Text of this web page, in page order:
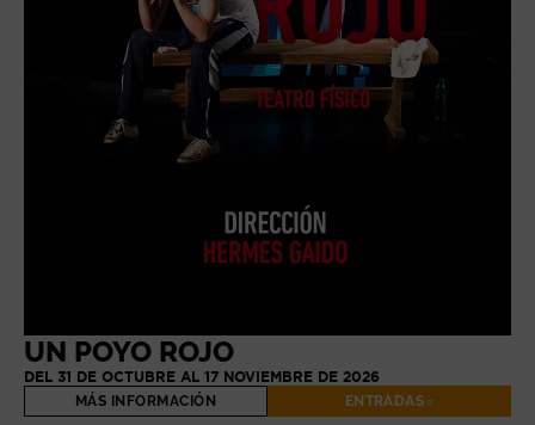
UN POYO ROJO
DEL 31 DE OCTUBRE AL 17 NOVIEMBRE DE 2026
MÁS INFORMACIÓN ENTRADAS